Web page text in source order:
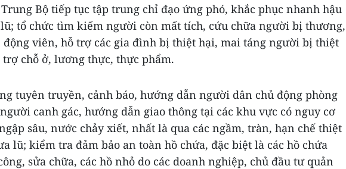
Bộ tiếp tục tập trung chỉ đạo ứng phó, khắc phục nhanh hậu
tổ chức tìm kiếm người còn mất tích, cứu chữa người bị thương,
động viên, hỗ trợ các gia đình bị thiệt hại, mai táng người bị thiệt
trợ chỗ ở, lương thực, thực phẩm.
tuyên truyền, cảnh báo, hướng dẫn người dân chủ động phòng
canh gác, hướng dẫn giao thông tại các khu vực có nguy cơ
sâu, nước chảy xiết, nhất là qua các ngầm, tràn, hạn chế thiệt
lũ; kiểm tra đảm bảo an toàn hồ chứa, đặc biệt là các hồ chứa
sửa chữa, các hồ nhỏ do các doanh nghiệp, chủ đầu tư quản